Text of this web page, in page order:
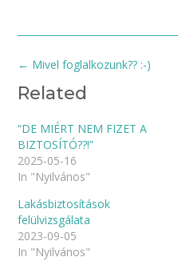
Post
← Mivel foglalkozunk?? :-)
Related
“DE MIÉRT NEM FIZET A
BIZTOSÍTÓ??!”
2025-05-16
In "Nyilvános"
Lakásbiztosítások
felülvizsgálata
2023-09-05
In "Nyilvános"